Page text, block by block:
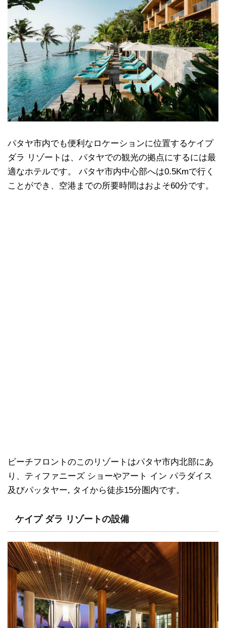
パタヤ市内でも便利なロケーションに位置するケイプ
ダラ リゾートは、パタヤでの観光の拠点にするには最
適なホテルです。 パタヤ市内中心部へは0.5Kmで行く
ことができ、空港までの所要時間はおよそ60分です。
ビーチフロントのこのリゾートはパタヤ市内北部にあ
り、ティファニーズ ショーやアート イン パラダイス
及びパッタヤー, タイから徒歩15分圏内です。
ケイプ ダラ リゾートの設備